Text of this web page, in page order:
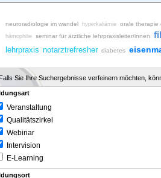
neuroradiologie im wandel hyperkaliämie orale therapie
hämophilie seminar für ärztliche lehrpraxisleiter/innen
lehrpraxis notarztrefresher diabetes
Falls Sie Ihre Suchergebnisse verfeinern möchten,
Veranstaltung
Qualitätszirkel
Webinar
Intervision
E-Learning